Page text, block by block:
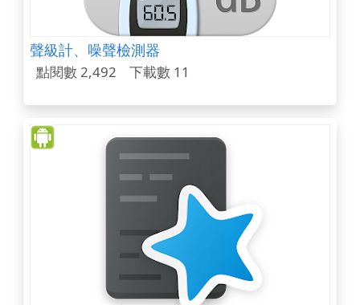
聲級計、噪聲檢測器
點閱數 2,492 下載數 11